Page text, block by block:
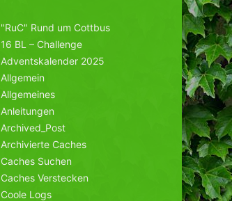
"RuC" Rund um Cottbus
16 BL – Challenge
Adventskalender 2025
Allgemein
Allgemeines
Anleitungen
Archived_Post
Archivierte Caches
Caches Suchen
Caches Verstecken
Coole Logs